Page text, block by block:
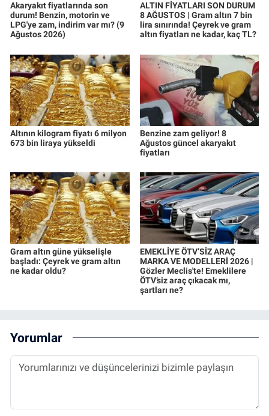
Akaryakıt fiyatlarında son
durum! Benzin, motorin ve
LPG'ye zam, indirim var mı? (9
Ağustos 2026)
ALTIN FİYATLARI SON DURUM
8 AĞUSTOS | Gram altın 7 bin
lira sınırında! Çeyrek ve gram
altın fiyatları ne kadar, kaç TL?
Altının kilogram fiyatı 6 milyon
673 bin liraya yükseldi
Benzine zam geliyor! 8
Ağustos güncel akaryakıt
fiyatları
Gram altın güne yükselişle
başladı: Çeyrek ve gram altın
ne kadar oldu?
EMEKLİYE ÖTV’SİZ ARAÇ
MARKA VE MODELLERİ 2026 |
Gözler Meclis'te! Emeklilere
ÖTV’siz araç çıkacak mı,
şartları ne?
Yorumlar